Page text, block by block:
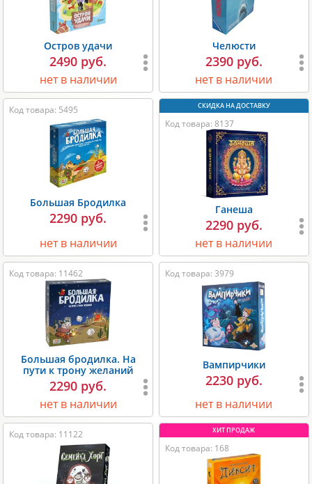
Остров удачи
2490 руб.
нет в наличии
Челюсти
2390 руб.
нет в наличии
Код товара: 5495
Большая Бродилка
2290 руб.
нет в наличии
Код товара: 8137
Ганеша
2290 руб.
нет в наличии
Код товара: 11462
Большая бродилка. На
пути к трону желаний
2290 руб.
нет в наличии
Код товара: 3979
Вампирчики
2230 руб.
нет в наличии
Код товара: 11122
Код товара: 168